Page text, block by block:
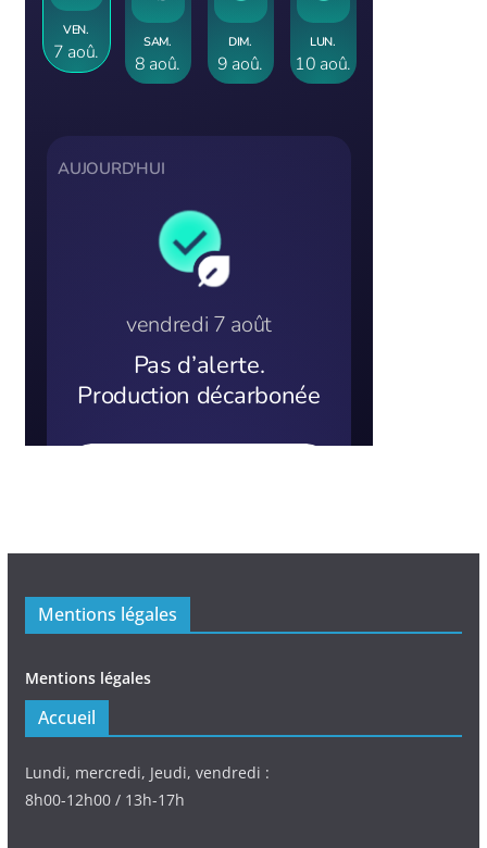
Mentions légales
Mentions légales
Accueil
Lundi, mercredi, Jeudi, vendredi :
8h00-12h00 / 13h-17h